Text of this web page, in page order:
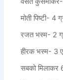
मोती पिष्टी- 4
रजत भस्म- 2
हीरक भस्म- 3
सबको मिलाकर